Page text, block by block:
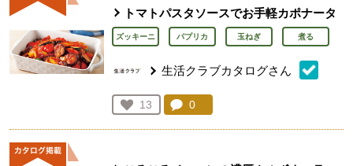
トマトパスタソースでお手軽カポナータ
ズッキーニ パプリカ 玉ねぎ 煮る
生活クラブカタログさん
お気に入り登録：
13
人が登録
コメント：
0